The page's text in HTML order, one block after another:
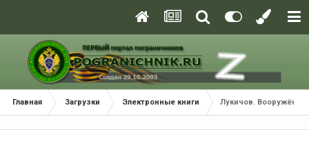
Главная Загрузки Электронные книги Лукичов.